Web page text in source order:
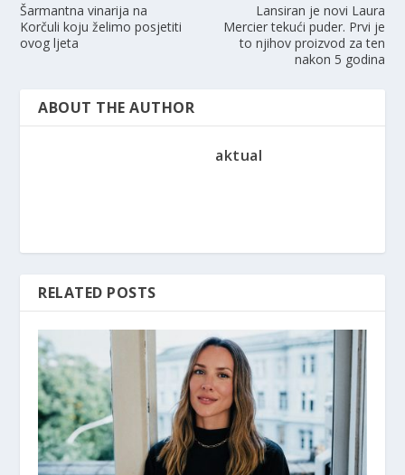
Šarmantna vinarija na
Korčuli koju želimo posjetiti
ovog ljeta
Lansiran je novi Laura
Mercier tekući puder. Prvi je
to njihov proizvod za ten
nakon 5 godina
ABOUT THE AUTHOR
aktual
RELATED POSTS